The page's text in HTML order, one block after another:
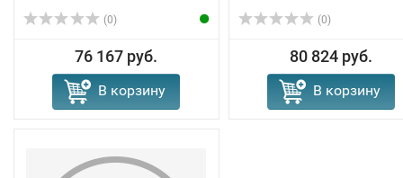
(0)
76 167 руб.
В корзину
(0)
80 824 руб.
В корзину